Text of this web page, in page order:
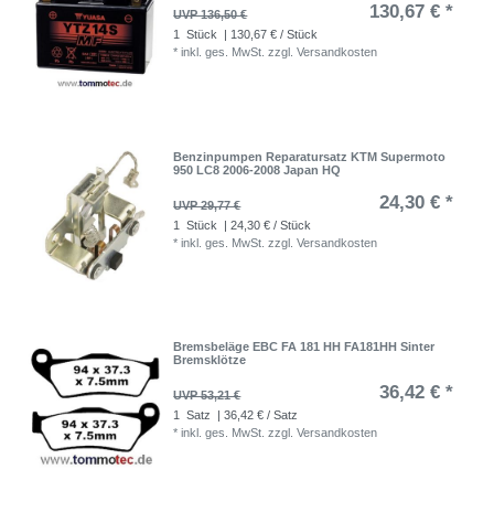
UVP 136,50 € 130,67 € *
1 Stück
| 130,67 € / Stück
*inkl. ges. MwSt. zzgl.Versandkosten
Benzinpumpen Reparatursatz KTM Supermoto
950 LC8 2006-2008 Japan HQ
UVP 29,77 € 24,30 € *
1 Stück
| 24,30 € / Stück
*inkl. ges. MwSt. zzgl.Versandkosten
Bremsbeläge EBC FA 181 HH FA181HH Sinter
Bremsklötze
UVP 53,21 € 36,42 € *
1 Satz
| 36,42 € / Satz
*inkl. ges. MwSt. zzgl.Versandkosten